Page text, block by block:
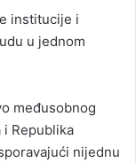
institucije i
u jednom
međusobnog
i Republika
nijednu